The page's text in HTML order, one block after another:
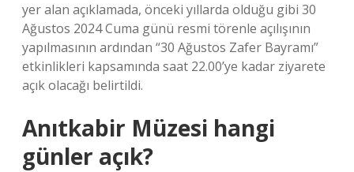
yer alan açıklamada, önceki yıllarda olduğu gibi 30
Ağustos 2024 Cuma günü resmi törenle açılışının
yapılmasının ardından “30 Ağustos Zafer Bayramı”
etkinlikleri kapsamında saat 22.00’ye kadar ziyarete
açık olacağı belirtildi.
Anıtkabir Müzesi hangi
günler açık?